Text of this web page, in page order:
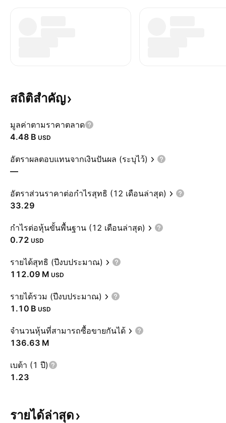
สถิติสำคัญ
มูลค่าตามราคาตลาด
‪4.48 B‬ USD
อัตราผลตอบแทนจากเงินปันผล (ระบุไว้)
—
อัตราส่วนราคาต่อกำไรสุทธิ (12 เดือนล่าสุด)
33.29
กำไรต่อหุ้นขั้นพื้นฐาน (12 เดือนล่าสุด)
0.72 USD
รายได้สุทธิ (ปีงบประมาณ)
‪112.09 M‬ USD
รายได้รวม (ปีงบประมาณ)
‪1.10 B‬ USD
จำนวนหุ้นที่สามารถซื้อขายกันได้
‪136.63 M‬
เบต้า (1 ปี)
1.23
รายได้ล่าสุด